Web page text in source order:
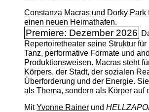
Constanza Macras und Dorky Park
einen neuen Heimathafen.
Premiere: Dezember 2026
Repertoiretheater seine Struktur
Tanz, performative Formate und
Produktionsweisen. Macras steht
Körpers, der Stadt, der sozialen
Überforderung und der Energie.
als Thema, sondern als Körper auf
MitYvonne Rainerund